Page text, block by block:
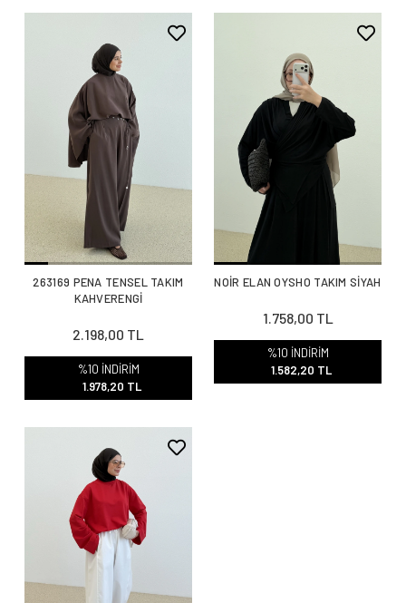
263169 PENA TENSEL TAKIM
KAHVERENGİ
2.198,00 TL
%10 İNDİRİM
1.978,20 TL
NOİR ELAN OYSHO TAKIM SİYAH
1.758,00 TL
%10 İNDİRİM
1.582,20 TL